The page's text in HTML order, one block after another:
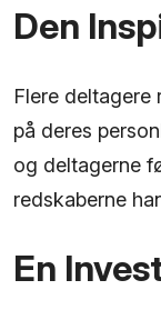
Den
Flere deltagere
på deres
og deltagerne
redskaberne
En